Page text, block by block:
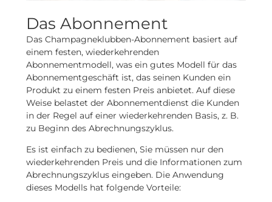
Das Abonnement
Das Champagneklubben-Abonnement basiert auf
einem festen, wiederkehrenden
Abonnementmodell, was ein gutes Modell für das
Abonnementgeschäft ist, das seinen Kunden ein
Produkt zu einem festen Preis anbietet. Auf diese
Weise belastet der Abonnementdienst die Kunden
in der Regel auf einer wiederkehrenden Basis, z. B.
zu Beginn des Abrechnungszyklus.
Es ist einfach zu bedienen, Sie müssen nur den
wiederkehrenden Preis und die Informationen zum
Abrechnungszyklus eingeben. Die Anwendung
dieses Modells hat folgende Vorteile: